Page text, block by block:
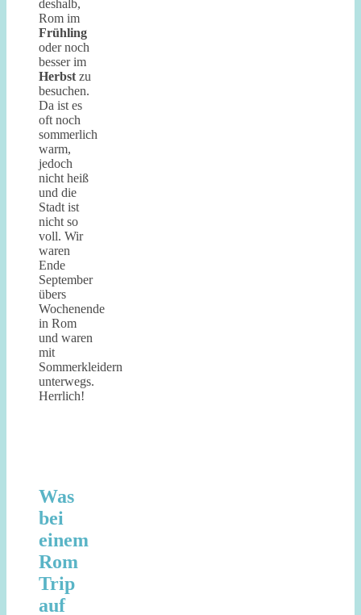
deshalb,
Rom im
Frühling
oder noch
besser im
Herbst zu
besuchen.
Da ist es
oft noch
sommerlich
warm,
jedoch
nicht heiß
und die
Stadt ist
nicht so
voll. Wir
waren
Ende
September
übers
Wochenende
in Rom
und waren
mit
Sommerkleidern
unterwegs.
Herrlich!
Was
bei
einem
Rom
Trip
auf